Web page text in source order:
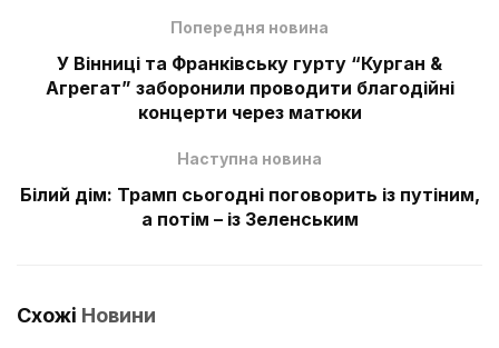
Попередня новина
У Вінниці та Франківську гурту “Курган &
Агрегат” заборонили проводити благодійні
концерти через матюки
Наступна новина
Білий дім: Трамп сьогодні поговорить із путіним,
а потім – із Зеленським
Схожі Новини